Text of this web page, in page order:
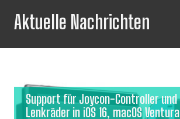
Aktuelle Nachrichten
Support für Joycon-Controller
Lenkräder in iOS 16, macOS